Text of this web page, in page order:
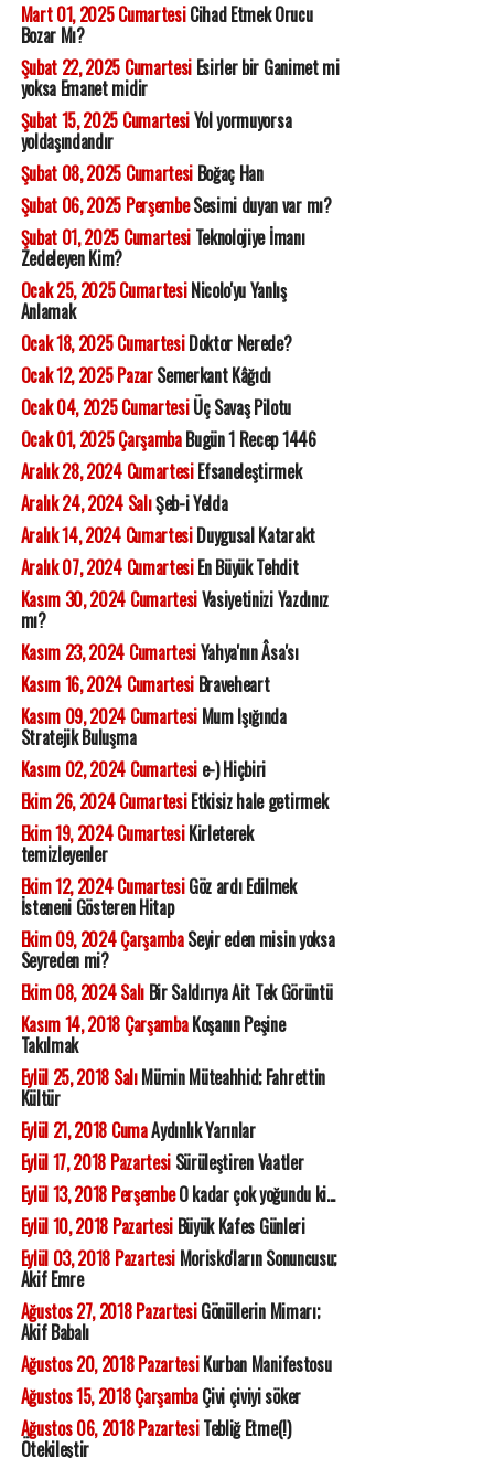
Mart 01, 2025 CumartesiCihad Etmek Orucu
Bozar Mı?
Şubat 22, 2025 CumartesiEsirler bir Ganimet mi
yoksa Emanet midir
Şubat 15, 2025 CumartesiYol yormuyorsa
yoldaşındandır
Şubat 08, 2025 CumartesiBoğaç Han
Şubat 06, 2025 PerşembeSesimi duyan var mı?
Şubat 01, 2025 CumartesiTeknolojiye İmanı
Zedeleyen Kim?
Ocak 25, 2025 CumartesiNicolo'yu Yanlış
Anlamak
Ocak 18, 2025 CumartesiDoktor Nerede?
Ocak 12, 2025 PazarSemerkant Kâğıdı
Ocak 04, 2025 CumartesiÜç Savaş Pilotu
Ocak 01, 2025 ÇarşambaBugün 1 Recep 1446
Aralık 28, 2024 CumartesiEfsaneleştirmek
Aralık 24, 2024 SalıŞeb-i Yelda
Aralık 14, 2024 CumartesiDuygusal Katarakt
Aralık 07, 2024 CumartesiEn Büyük Tehdit
Kasım 30, 2024 CumartesiVasiyetinizi Yazdınız
mı?
Kasım 23, 2024 CumartesiYahya'nın Âsa'sı
Kasım 16, 2024 CumartesiBraveheart
Kasım 09, 2024 CumartesiMum Işığında
Stratejik Buluşma
Kasım 02, 2024 Cumartesie-) Hiçbiri
Ekim 26, 2024 CumartesiEtkisiz hale getirmek
Ekim 19, 2024 CumartesiKirleterek
temizleyenler
Ekim 12, 2024 CumartesiGöz ardı Edilmek
İsteneni Gösteren Hitap
Ekim 09, 2024 ÇarşambaSeyir eden misin yoksa
Seyreden mi?
Ekim 08, 2024 SalıBir Saldırıya Ait Tek Görüntü
Kasım 14, 2018 ÇarşambaKoşanın Peşine
Takılmak
Eylül 25, 2018 SalıMümin Müteahhid; Fahrettin
Kültür
Eylül 21, 2018 CumaAydınlık Yarınlar
Eylül 17, 2018 PazartesiSürüleştiren Vaatler
Eylül 13, 2018 PerşembeO kadar çok yoğundu ki...
Eylül 10, 2018 PazartesiBüyük Kafes Günleri
Eylül 03, 2018 PazartesiMorisko'ların Sonuncusu;
Akif Emre
Ağustos 27, 2018 PazartesiGönüllerin Mimarı;
Akif Babalı
Ağustos 20, 2018 PazartesiKurban Manifestosu
Ağustos 15, 2018 ÇarşambaÇivi çiviyi söker
Ağustos 06, 2018 PazartesiTebliğ Etme(!)
Ötekileştir